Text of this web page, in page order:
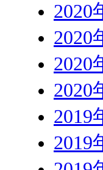
2020
2020
2020
2020
2019
2019